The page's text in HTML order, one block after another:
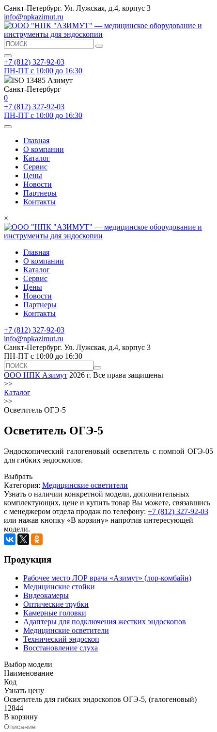
Санкт-Петербург. Ул. Лужская, д.4, корпус 3
info@npkazimut.ru
+7 (812) 327-92-03
ПН-ПТ с 10:00 до 16:30
ISO 13485 Азимут
Санкт-Петербург
0
+7 (812) 327-92-03
ПН-ПТ с 10:00 до 16:30
Главная
О компании
Каталог
Сервис
Цены
Новости
Партнеры
Контакты
×
Главная
О компании
Каталог
Сервис
Цены
Новости
Партнеры
Контакты
+7 (812) 327-92-03
info@npkazimut.ru
Санкт-Петербург. Ул. Лужская, д.4, корпус 3
ПН-ПТ с 10:00 до 16:30
ООО НПК Азимут 2026 г. Все права защищены
>>
Каталог
>>
Осветитель ОГЭ-5
Осветитель ОГЭ-5
Эндоскопический галогеновый осветитель с помпой ОГЭ-05
для гибких эндоскопов.
Выбрать
Категория: Медицинские осветители
Узнать о наличии конкретной модели, дополнительных
комплектующих, цене и купить товар Вы можете, связавшись
с менеджером отдела продаж по телефону: +7 (812) 327-92-03
или нажав кнопку «В корзину» напротив интересующей
модели.
Продукция
Рабочее место ЛОР врача «Азимут» (лор-комбайн)
Медицинские стойки
Видеокамеры
Оптические трубки
Камерные головки
Адаптеры для подключения жестких эндоскопов
Медицинские осветители
Технический эндоскоп
Восстановление слуха
Выбор модели
Наименование
Код
Узнать цену
Осветитель для гибких эндоскопов ОГЭ-5, (галогеновый)
12844
В корзину
Описание